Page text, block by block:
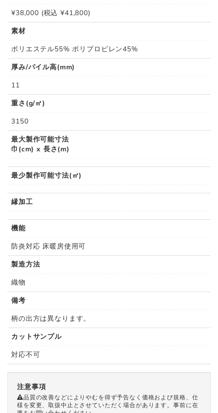
¥38,000 (税込 ¥41,800)
素材
ポリエステル55% ポリプロピレン45%
厚み/パイル高(mm)
11
重さ(g/㎡)
3150
最大製作可能寸法
巾(cm) x 長さ(m)
最少製作可能寸法(㎡)
縁加工
機能
防炎対応 床暖房使用可
製造方法
織物
備考
柄の出方は異なります。
カットサンプル
対応不可
注意事項
品質の改善などによりやむを得ず予告なく価格および規格、仕
様を変更、取扱中止とさせていただく場合があります。事前に在